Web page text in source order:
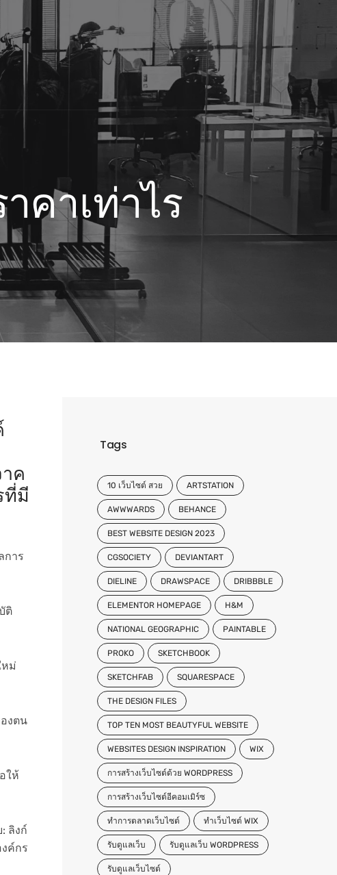
คาเท่าไร
ค
ที่มี
การ
ติ
หม่
งตน
ให้
ลิงก์
ค์กร
Tags
10 เว็บไซต์ สวย ARTSTATION
AWWWARDS BEHANCE
BEST WEBSITE DESIGN 2023
CGSOCIETY DEVIANTART
DIELINE DRAWSPACE DRIBBBLE
ELEMENTOR HOMEPAGE H&M
NATIONAL GEOGRAPHIC PAINTABLE
PROKO SKETCHBOOK
SKETCHFAB SQUARESPACE
THE DESIGN FILES
TOP TEN MOST BEAUTYFUL WEBSITE
WEBSITES DESIGN INSPIRATION WIX
การสร้างเว็บไซต์ด้วย WORDPRESS
การสร้างเว็บไซต์อีคอมเมิร์ซ
ทำการตลาดเว็บไซต์ ทําเว็บไซต์ WIX
รับดูแลเว็บ รับดูแลเว็บ WORDPRESS
รับดูแลเว็บไซต์